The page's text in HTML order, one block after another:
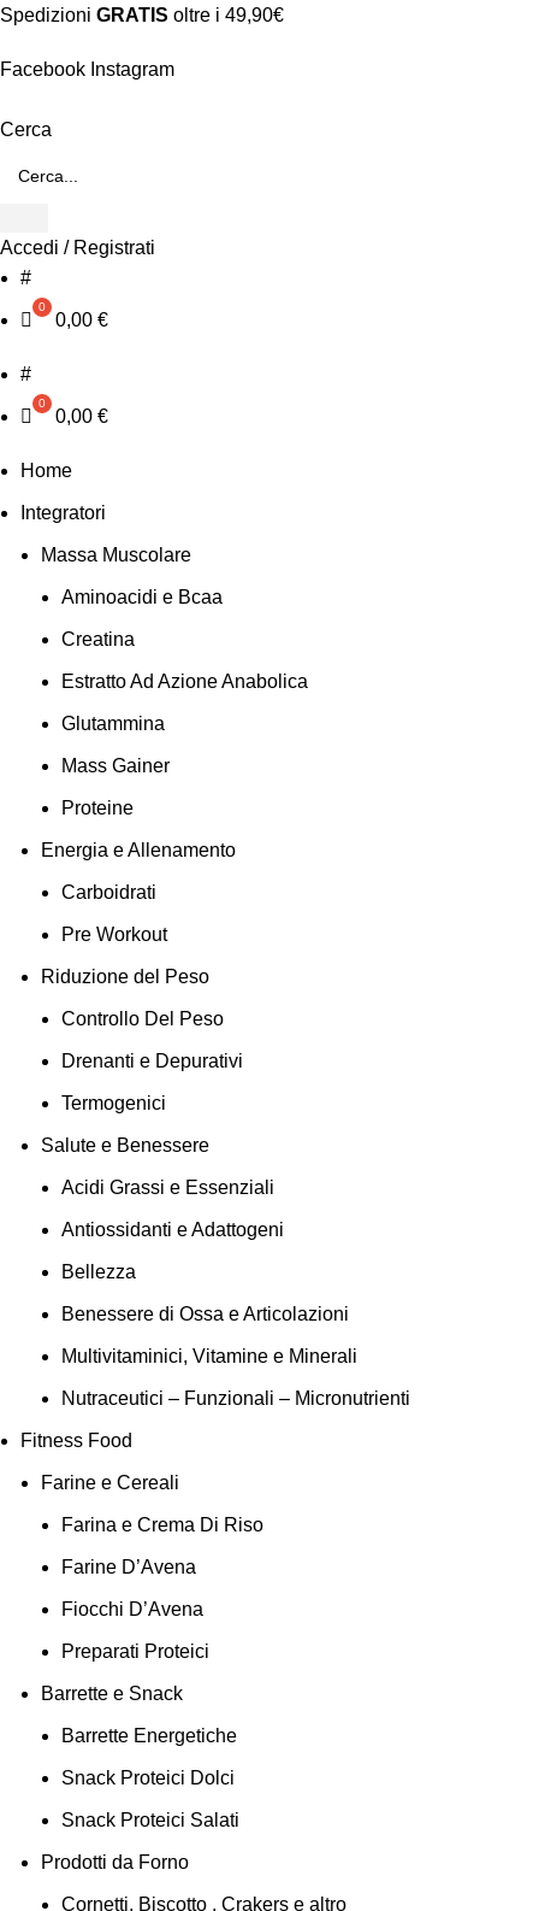
Spedizioni GRATIS oltre i 49,90€
Facebook Instagram
Cerca
Accedi / Registrati
#
0,00 €
#
0,00 €
Home
Integratori
Massa Muscolare
Aminoacidi e Bcaa
Creatina
Estratto Ad Azione Anabolica
Glutammina
Mass Gainer
Proteine
Energia e Allenamento
Carboidrati
Pre Workout
Riduzione del Peso
Controllo Del Peso
Drenanti e Depurativi
Termogenici
Salute e Benessere
Acidi Grassi e Essenziali
Antiossidanti e Adattogeni
Bellezza
Benessere di Ossa e Articolazioni
Multivitaminici, Vitamine e Minerali
Nutraceutici – Funzionali – Micronutrienti
Fitness Food
Farine e Cereali
Farina e Crema Di Riso
Farine D’Avena
Fiocchi D’Avena
Preparati Proteici
Barrette e Snack
Barrette Energetiche
Snack Proteici Dolci
Snack Proteici Salati
Prodotti da Forno
Cornetti, Biscotto , Crakers e altro